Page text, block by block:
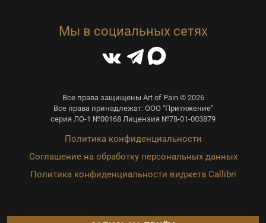
Мы в социальных сетях
Все права защищены Art of Pain © 2026
Все права принадлежат: ООО "Притяжение"
серия ЛО-1 №00168 Лицензия №78-01-003879
Политика конфиденциальности
Соглашение на обработку персональных данных
Политика конфиденциальности виджета Callibri